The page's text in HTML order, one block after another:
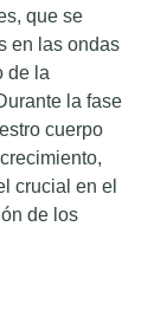
que se
en las ondas
de la
la fase
cuerpo
crucial en el
de los